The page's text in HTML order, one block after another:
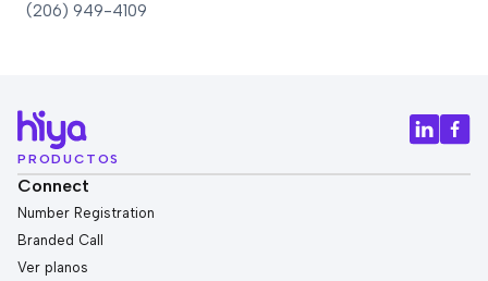
(206) 949-4109
PRODUCTOS
Connect
Number Registration
Branded Call
Ver planos